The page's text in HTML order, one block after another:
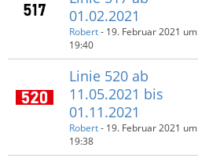
01.02.2021
Robert- 19. Februar 2021 um
19:40
Linie 520 ab
11.05.2021 bis
01.11.2021
Robert- 19. Februar 2021 um
19:38